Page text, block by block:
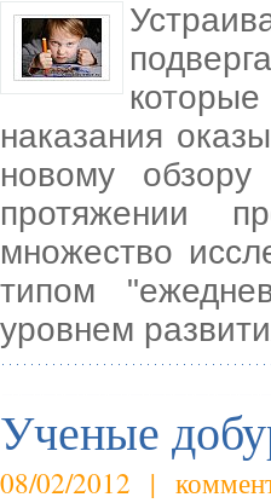
наказания
новому
протяжении
множество
типом
уровнем
Ученые
08/02/2012 |